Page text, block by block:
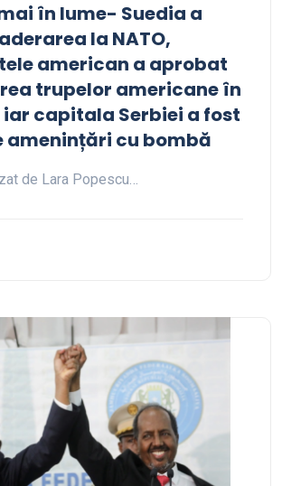
în lume- Suedia a
la NATO,
american a aprobat
trupelor americane în
capitala Serbiei a fost
amenințări cu bombă
de Lara Popescu…